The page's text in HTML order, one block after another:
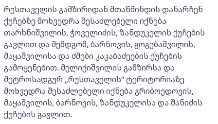
რუსთაველის გამზირიდან მთაწმინდის დანარჩენ
ქუჩებზე მოხვედრა შესაძლებელი იქნება
თარხნიშვილის, ჭოველიძის, ზანდუკელის ქუჩების
გავლით და შემდგომ, ბარნოვის, გოგებაშვილის,
მაყაშვილისა და ძმები კაკაბაძეების ქუჩების
გამოყენებით. მელიქიშვილის გამზირსა და
მეტროსადგურ „რუსთაველის“ ტერიტორიაზე
მოხვედრა შესაძლებელი იქნება გრიბოედოვის,
მაყაშვილის, ბარნოვის, ზანდუკელისა და შანიძის
ქუჩების გავლით.